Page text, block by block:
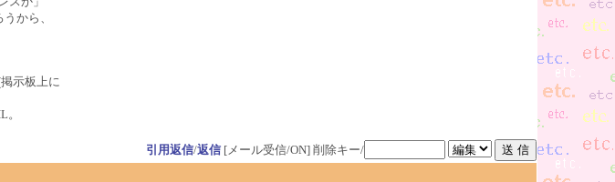
から、
示板上に
引用返信/返信 [メール受信/ON] 削除キー/